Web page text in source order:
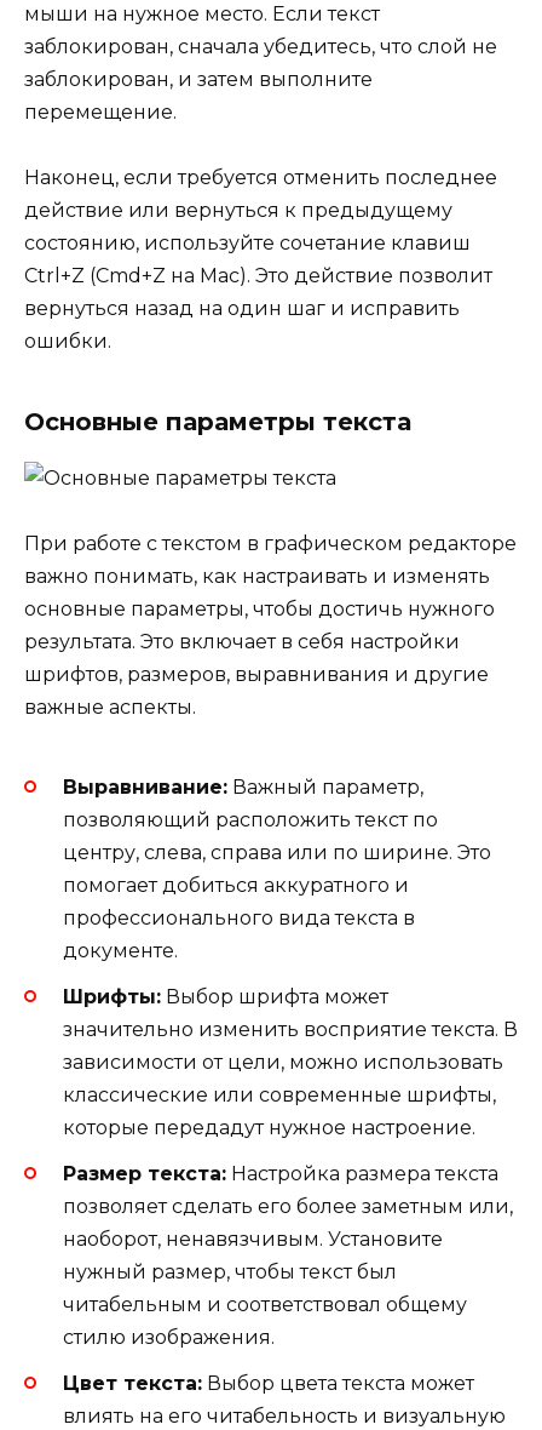
мыши на нужное место. Если текст
заблокирован, сначала убедитесь, что слой не
заблокирован, и затем выполните
перемещение.
Наконец, если требуется отменить последнее
действие или вернуться к предыдущему
состоянию, используйте сочетание клавиш
Ctrl+Z (Cmd+Z на Mac). Это действие позволит
вернуться назад на один шаг и исправить
ошибки.
Основные параметры текста
При работе с текстом в графическом редакторе
важно понимать, как настраивать и изменять
основные параметры, чтобы достичь нужного
результата. Это включает в себя настройки
шрифтов, размеров, выравнивания и другие
важные аспекты.
Выравнивание: Важный параметр,
позволяющий расположить текст по
центру, слева, справа или по ширине. Это
помогает добиться аккуратного и
профессионального вида текста в
документе.
Шрифты: Выбор шрифта может
значительно изменить восприятие текста. В
зависимости от цели, можно использовать
классические или современные шрифты,
которые передадут нужное настроение.
Размер текста: Настройка размера текста
позволяет сделать его более заметным или,
наоборот, ненавязчивым. Установите
нужный размер, чтобы текст был
читабельным и соответствовал общему
стилю изображения.
Цвет текста: Выбор цвета текста может
влиять на его читабельность и визуальную